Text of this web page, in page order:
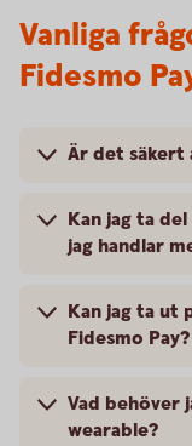
Vanliga
Fidesmo
Är det säkert
Kan jag ta
jag handlar
Kan jag ta ut
Fidesmo Pay?
Vad behöver
wearable?